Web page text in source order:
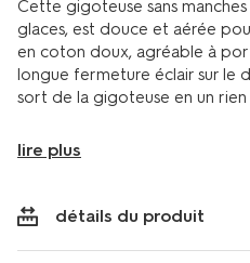
Cette gigoteuse sans
glaces, est douce et aérée
en coton doux, agréable à
longue fermeture éclair sur le
sort de la gigoteuse en un
lire plus
détails du produit